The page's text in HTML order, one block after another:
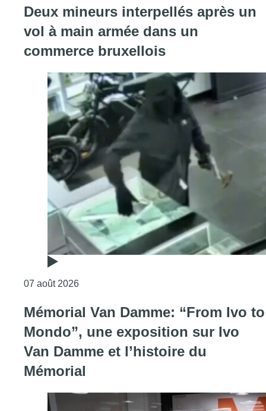
Deux mineurs interpellés après un
vol à main armée dans un
commerce bruxellois
07 août 2026Consulter l'article "Deux mineurs
Mémorial Van Damme: “From Ivo to
Mondo”, une exposition sur Ivo
Van Damme et l’histoire du
Mémorial